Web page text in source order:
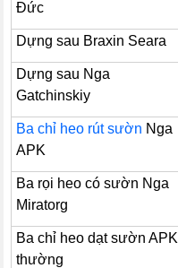
Đức
Dựng sau Braxin Seara
Dựng sau Nga
Gatchinskiy
Ba chỉ heo rút sườn Nga
APK
Ba rọi heo có sườn Nga
Miratorg
Ba chỉ heo dạt sườn APK
thường